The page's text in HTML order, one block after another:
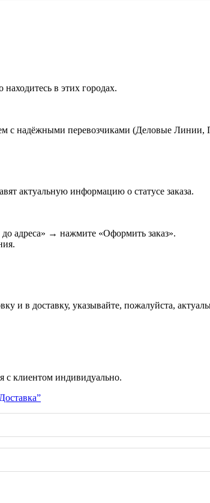
в этих городах.
с надёжными перевозчиками (Деловые
актуальную информацию о статусе заказа.
адреса» → нажмите «Оформить заказ».
и в доставку, указывайте, пожалуйста,
с клиентом индивидуально.